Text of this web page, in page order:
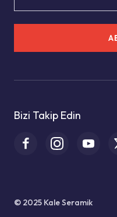
Bizi Takip Edin
© 2025 Kale Seramik